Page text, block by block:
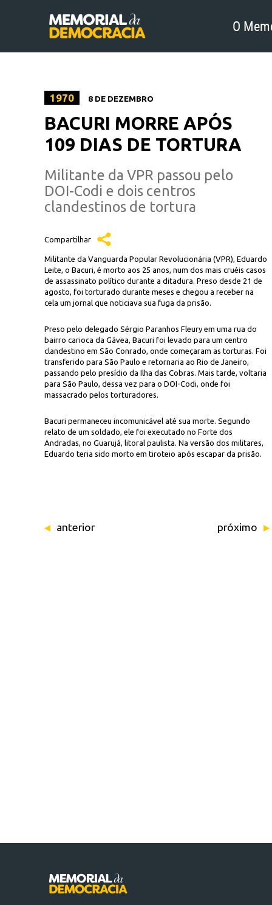
O
1970 8 DE DEZEMBRO
BACURI MORRE APÓS
109 DIAS DE TORTURA
Militante da VPR passou pelo
DOI-Codi e dois centros
clandestinos de tortura
Compartilhar
Militante da Vanguarda Popular Revolucionária (VPR), Eduardo
Leite, o Bacuri, é morto aos 25 anos, num dos mais cruéis casos
de assassinato político durante a ditadura. Preso desde 21 de
agosto, foi torturado durante meses e chegou a receber na
cela um jornal que noticiava sua fuga da prisão.
Preso pelo delegado Sérgio Paranhos Fleury em uma rua do
bairro carioca da Gávea, Bacuri foi levado para um centro
clandestino em São Conrado, onde começaram as torturas. Foi
transferido para São Paulo e retornaria ao Rio de Janeiro,
passando pelo presídio da Ilha das Cobras. Mais tarde, voltaria
para São Paulo, dessa vez para o DOI-Codi, onde foi
massacrado pelos torturadores.
Bacuri permaneceu incomunicável até sua morte. Segundo
relato de um soldado, ele foi executado no Forte dos
Andradas, no Guarujá, litoral paulista. Na versão dos militares,
Eduardo teria sido morto em tiroteio após escapar da prisão.
anterior próximo
morto aos 25 anos
Arquivo